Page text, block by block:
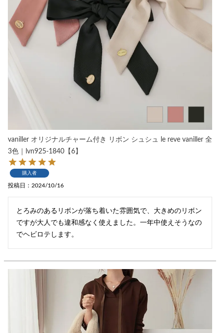
vaniller オリジナルチャーム付き リボン シュシュ le reve vaniller 全
3色｜lvn925-1840【6】
購入者
投稿日 2024/10/16
とろみのあるリボンが落ち着いた雰囲気で、大きめのリボン
ですが大人でも違和感なく使えました。一年中使えそうなの
でヘビロテします。